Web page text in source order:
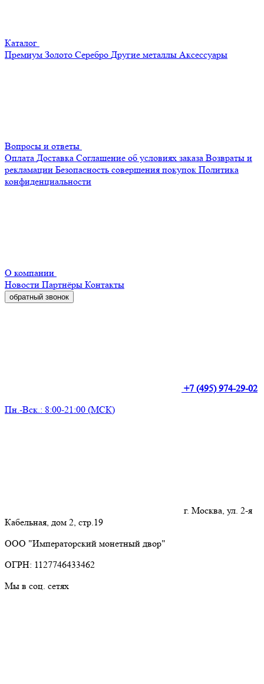
Каталог
Премиум Золото Серебро Другие металлы Аксессуары
Вопросы и ответы
Оплата Доставка Соглашение об условиях заказа Возвраты и
рекламации Безопасность совершения покупок Политика
конфиденциальности
О компании
Новости Партнёры Контакты
обратный звонок
+7 (495) 974-29-02
Пн.-Вск.: 8:00-21:00 (МСК)
г. Москва, ул. 2-я
Кабельная, дом 2, стр.19
ООО "Императорский монетный двор"
ОГРН: 1127746433462
Мы в соц. сетях